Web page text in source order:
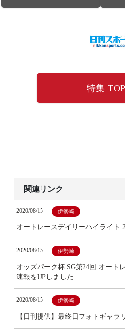
特集
関連リンク
2020/08/15 伊勢崎
オートレースデイリーハイライト
2020/08/15 伊勢崎
オッズパーク杯 SG第24回 オート
速報をUPしました
2020/08/15 伊勢崎
【日刊提供】最終日フォトギャラ